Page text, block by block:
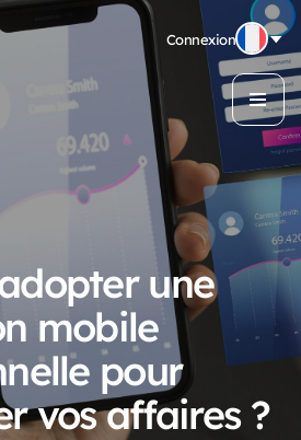
Connexion
une
mobile
pour
vos affaires ?